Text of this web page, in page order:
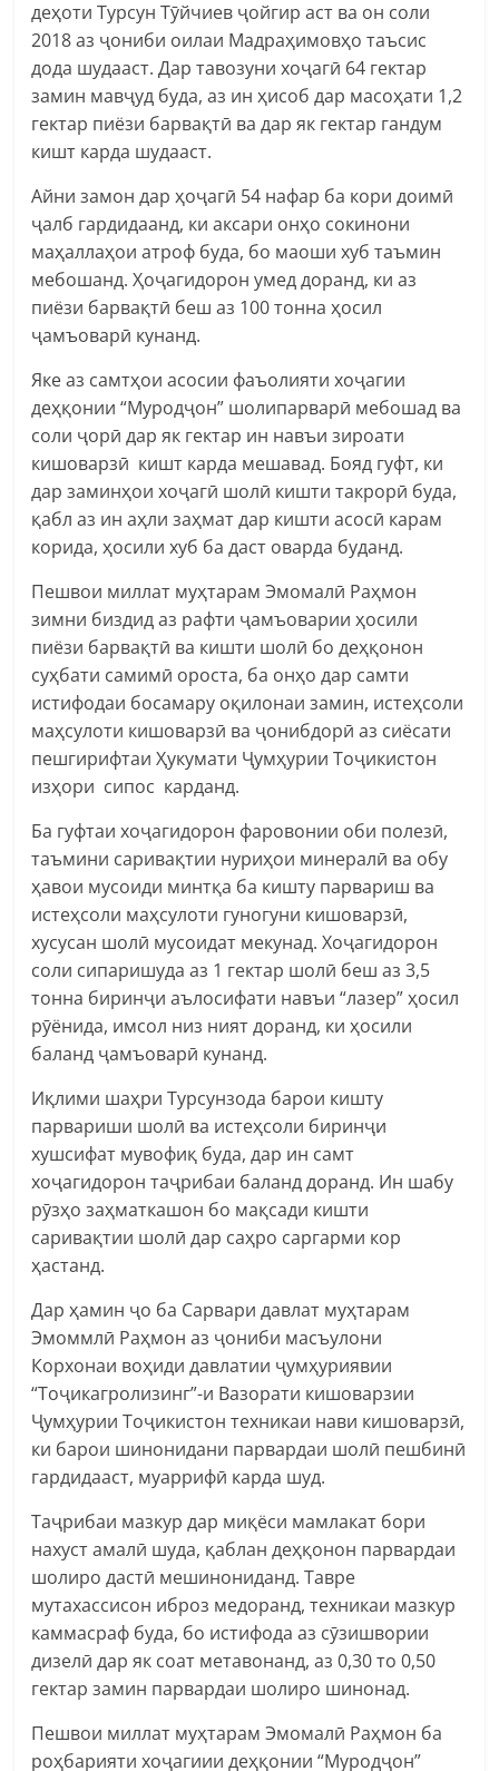
деҳоти Турсун Тӯйчиев ҷойгир аст ва он соли
2018 аз ҷониби оилаи Мадраҳимовҳо таъсис
дода шудааст. Дар тавозуни хоҷагӣ 64 гектар
замин мавҷуд буда, аз ин ҳисоб дар масоҳати 1,2
гектар пиёзи барвақтӣ ва дар як гектар гандум
кишт карда шудааст.
Айни замон дар ҳоҷагӣ 54 нафар ба кори доимӣ
ҷалб гардидаанд, ки аксари онҳо сокинони
маҳаллаҳои атроф буда, бо маоши хуб таъмин
мебошанд. Ҳоҷагидорон умед доранд, ки аз
пиёзи барвақтӣ беш аз 100 тонна ҳосил
ҷамъоварӣ кунанд.
Яке аз самтҳои асосии фаъолияти хоҷагии
деҳқонии “Муродҷон” шолипарварӣ мебошад ва
соли ҷорӣ дар як гектар ин навъи зироати
кишоварзӣ кишт карда мешавад. Бояд гуфт, ки
дар заминҳои хоҷагӣ шолӣ кишти такрорӣ буда,
қабл аз ин аҳли заҳмат дар кишти асосӣ карам
корида, ҳосили хуб ба даст оварда буданд.
Пешвои миллат муҳтарам Эмомалӣ Раҳмон
зимни биздид аз рафти ҷамъоварии ҳосили
пиёзи барвақтӣ ва кишти шолӣ бо деҳқонон
суҳбати самимӣ ороста, ба онҳо дар самти
истифодаи босамару оқилонаи замин, истеҳсоли
маҳсулоти кишоварзӣ ва ҷонибдорӣ аз сиёсати
пешгирифтаи Ҳукумати Ҷумҳурии Тоҷикистон
изҳори сипос карданд.
Ба гуфтаи хоҷагидорон фаровонии оби полезӣ,
таъмини саривақтии нуриҳои минералӣ ва обу
ҳавои мусоиди минтқа ба кишту парвариш ва
истеҳсоли маҳсулоти гуногуни кишоварзӣ,
хусусан шолӣ мусоидат мекунад. Хоҷагидорон
соли сипаришуда аз 1 гектар шолӣ беш аз 3,5
тонна биринҷи аълосифати навъи “лазер” ҳосил
рӯёнида, имсол низ ният доранд, ки ҳосили
баланд ҷамъоварӣ кунанд.
Иқлими шаҳри Турсунзода барои кишту
парвариши шолӣ ва истеҳсоли биринҷи
хушсифат мувофиқ буда, дар ин самт
хоҷагидорон таҷрибаи баланд доранд. Ин шабу
рӯзҳо заҳматкашон бо мақсади кишти
саривақтии шолӣ дар саҳро саргарми кор
ҳастанд.
Дар ҳамин ҷо ба Сарвари давлат муҳтарам
Эмоммлӣ Раҳмон аз ҷониби масъулони
Корхонаи воҳиди давлатии ҷумҳуриявии
“Тоҷикагролизинг”-и Вазорати кишоварзии
Ҷумҳурии Тоҷикистон техникаи нави кишоварзӣ,
ки барои шинонидани парвардаи шолӣ пешбинӣ
гардидааст, муаррифӣ карда шуд.
Таҷрибаи мазкур дар миқёси мамлакат бори
нахуст амалӣ шуда, қаблан деҳқонон парвардаи
шолиро дастӣ мешинониданд. Тавре
мутахассисон иброз медоранд, техникаи мазкур
каммасраф буда, бо истифода аз сӯзишвории
дизелӣ дар як соат метавонанд, аз 0,30 то 0,50
гектар замин парвардаи шолиро шинонад.
Пешвои миллат муҳтарам Эмомалӣ Раҳмон ба
роҳбарияти хоҷагиии деҳқонии “Муродҷон”